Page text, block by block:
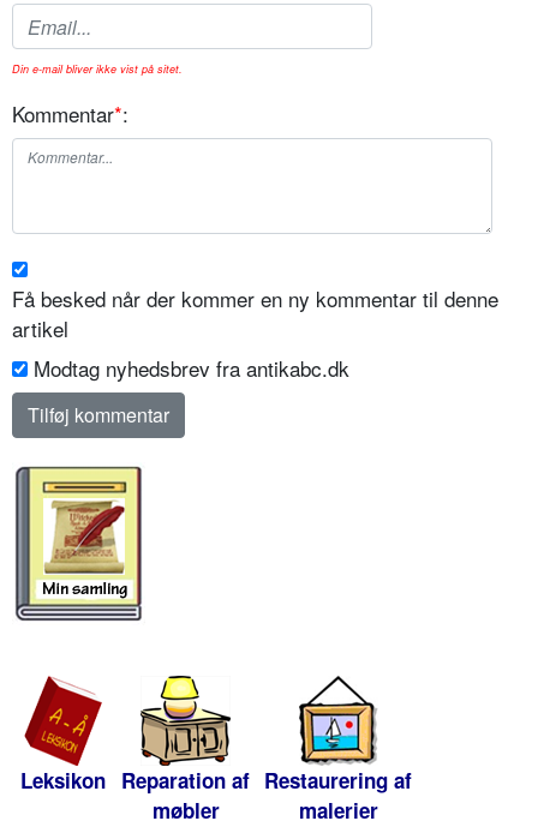
Din e-mail bliver ikke vist på sitet.
Kommentar*:
Få besked når der kommer en ny kommentar til denne
artikel
Modtag nyhedsbrev fra antikabc.dk
Leksikon Reparation af
møbler
Restaurering af
malerier